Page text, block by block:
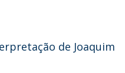
de Joaquim